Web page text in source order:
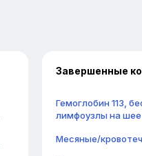
Завершенные
Гемоглобин 113,
лимфоузлы на шее
Месяные/